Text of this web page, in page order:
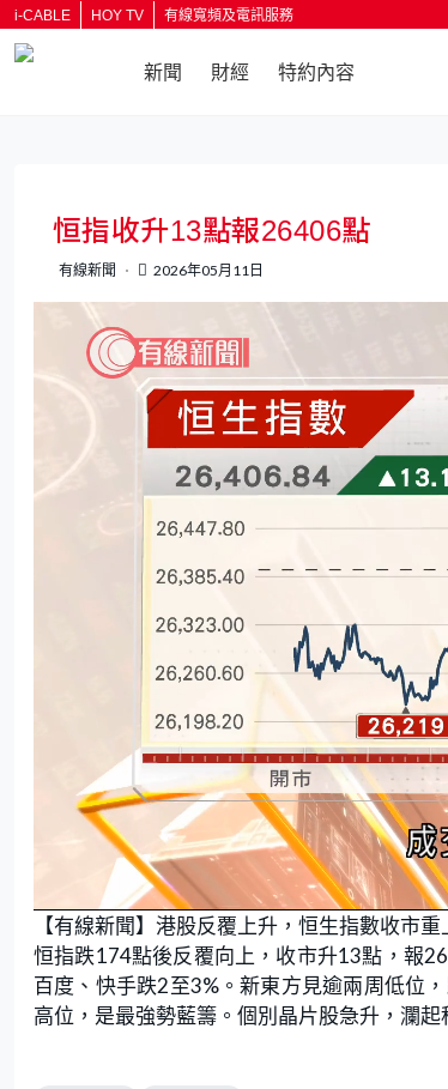
i-CABLE HOY TV 有線寬頻及電訊服務
新聞 財經 特約內容
恒指收升13點報26406點
有線新聞 2026年05月11日
n
m
u
e
o
a
d
d
6
1
2
【有線新聞】港股反覆上升，恒生指數收市重
恒指跌174點後反覆向上，收市升13點，報
百度、快手跌2至3%。新東方見逾兩周低位
高位，是最強勢藍籌。個別晶片股急升，瀾